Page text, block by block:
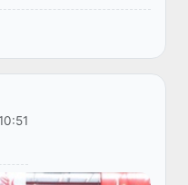
және сауда
Президент В.
сап...